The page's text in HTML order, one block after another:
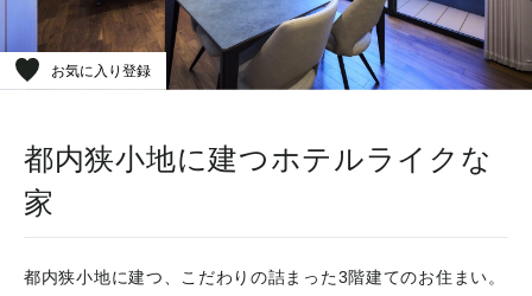
お気に入り登録
都内狭小地に建つホテルライクな
家
都内狭小地に建つ、こだわりの詰まった3階建てのお住まい。